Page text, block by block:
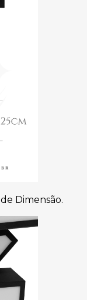
de Dimensão.